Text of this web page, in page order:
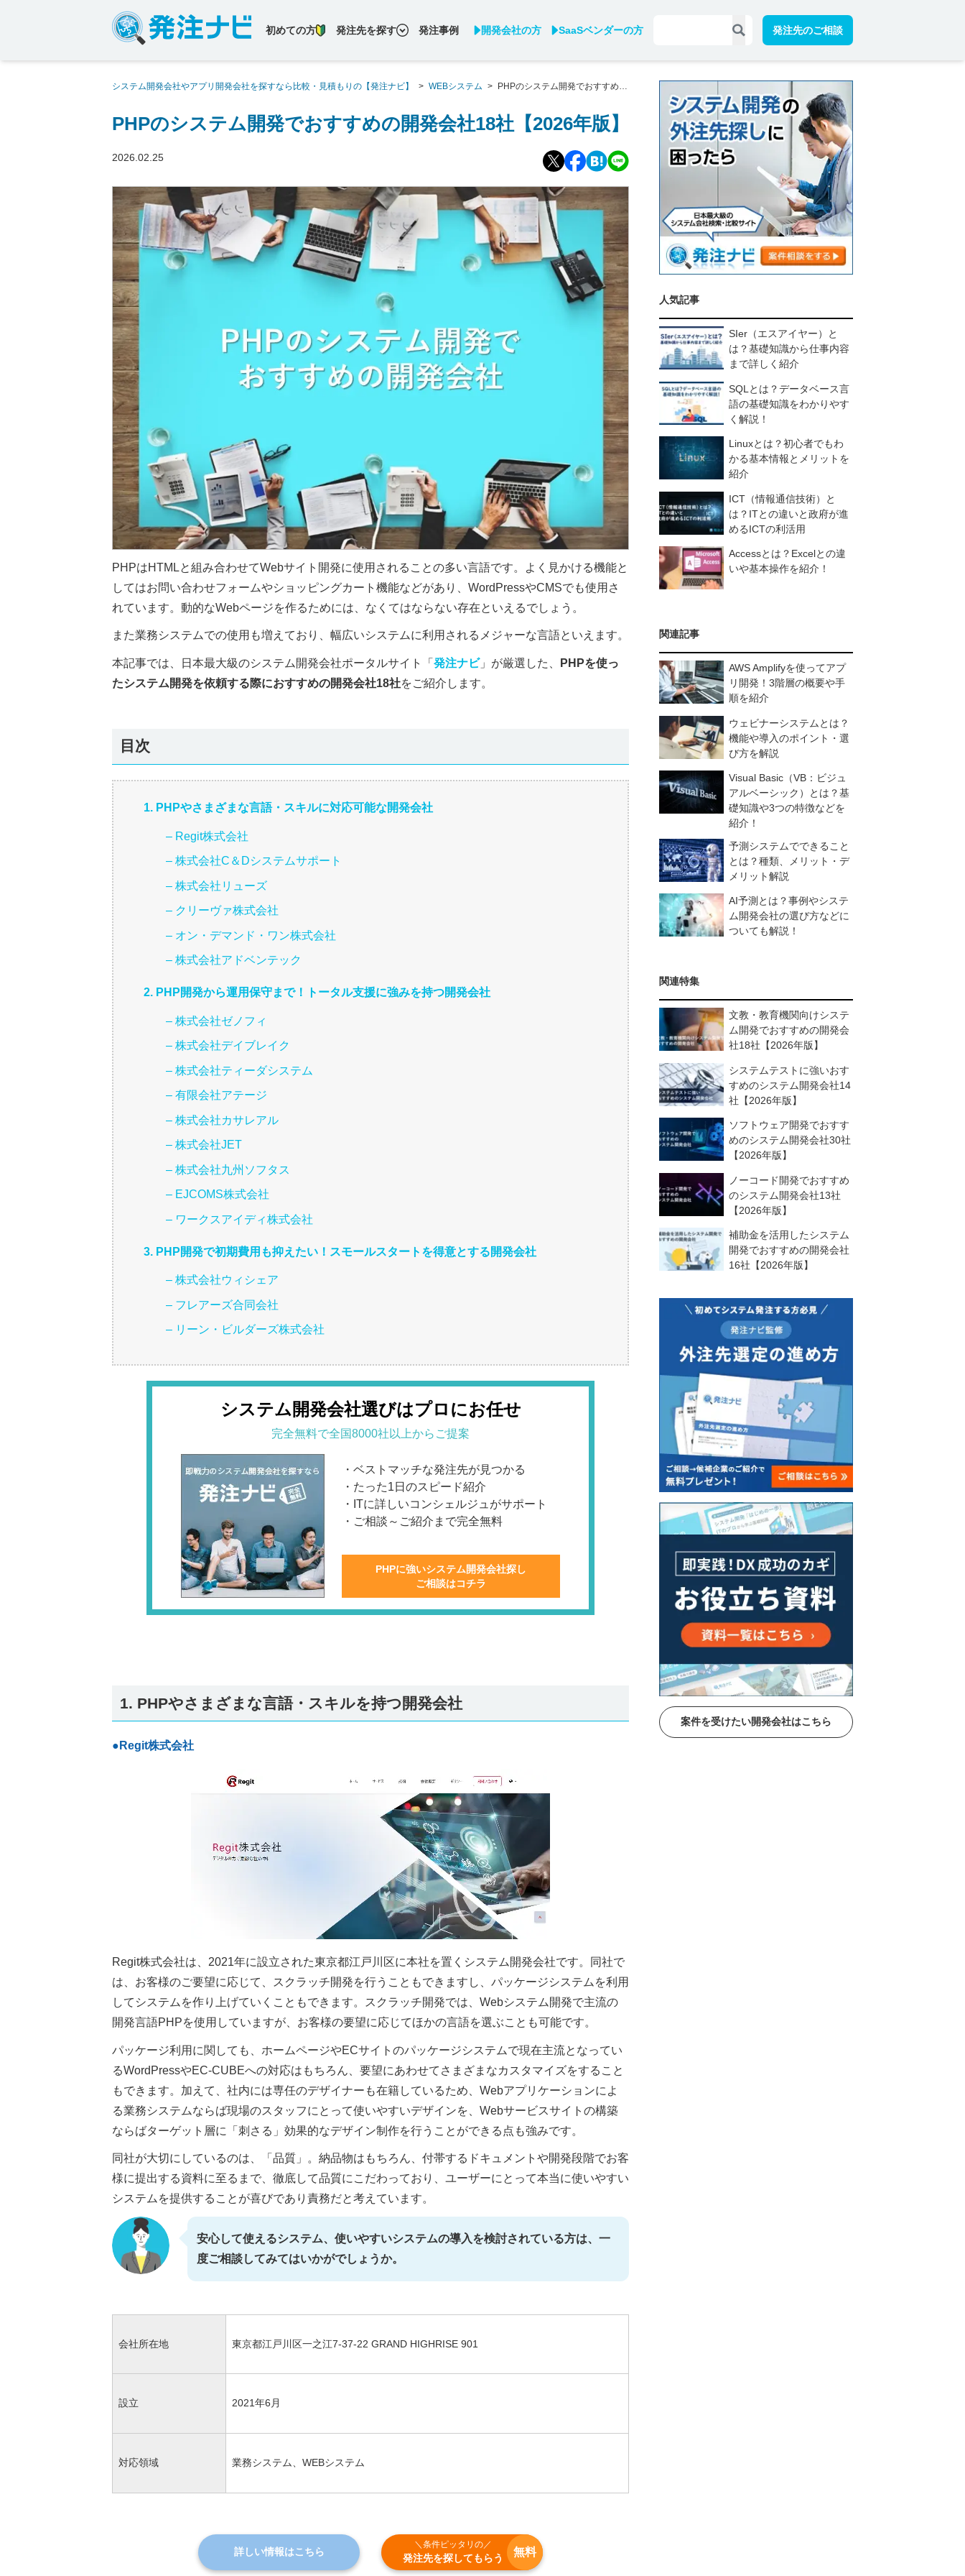
初めての方 発注先を探す 発注事例 開発会社の方 SaaSベンダーの方 発注先のご相談
システム開発会社やアプリ開発会社を探すなら比較・見積もりの【発注ナビ】 > WEBシステム >
PHPのシステム開発でおすすめの
PHPのシステム開発でおすすめの開発会社18社【2026年版】
2026.02.25
PHPはHTMLと組み合わせてWebサイト開発に使用されることの多い言語です。よく見かける機能と
してはお問い合わせフォームやショッピングカート機能などがあり、WordPressやCMSでも使用さ
れています。動的なWebページを作るためには、なくてはならない存在といえるでしょう。
また業務システムでの使用も増えており、幅広いシステムに利用されるメジャーな言語といえます。
本記事では、日本最大級のシステム開発会社ポータルサイト「 発注ナビ」が厳選した、
PHPを使っ
たシステム開発を依頼する際におすすめの開発会社18社をご紹介します。
目次
1. PHPやさまざまな言語・スキルに対応可能な開発会社
– Regit株式会社
– 株式会社C＆Dシステムサポート
– 株式会社リューズ
– クリーヴァ株式会社
– オン・デマンド・ワン株式会社
– 株式会社アドベンテック
2. PHP開発から運用保守まで！トータル支援に強みを持つ開発会社
– 株式会社ゼノフィ
– 株式会社デイブレイク
– 株式会社ティーダシステム
– 有限会社アテージ
– 株式会社カサレアル
– 株式会社JET
– 株式会社九州ソフタス
– EJCOMS株式会社
– ワークスアイディ株式会社
3. PHP開発で初期費用も抑えたい！スモールスタートを得意とする開発会社
– 株式会社ウィシェア
– フレアーズ合同会社
– リーン・ビルダーズ株式会社
システム開発会社選びはプロにお任せ
完全無料で全国8000社以上からご提案
・ベストマッチな発注先が見つかる
・たった1日のスピード紹介
・ITに詳しいコンシェルジュがサポート
・ご相談～ご紹介まで完全無料
PHPに強いシステム開発会社探し
ご相談はコチラ
1. PHPやさまざまな言語・スキルを持つ開発会社
●Regit株式会社
Regit株式会社は、2021年に設立された東京都江戸川区に本社を置くシステム開発会社です。同社で
は、お客様のご要望に応じて、スクラッチ開発を行うこともできますし、パッケージシステムを利用
してシステムを作り上げていくこともできます。スクラッチ開発では、Webシステム開発で主流の
開発言語PHPを使用していますが、お客様の要望に応じてほかの言語を選ぶことも可能です。
パッケージ利用に関しても、ホームページやECサイトのパッケージシステムで現在主流となってい
るWordPressやEC-CUBEへの対応はもちろん、要望にあわせてさまざまなカスタマイズをすること
もできます。加えて、社内には専任のデザイナーも在籍しているため、Webアプリケーションによ
る業務システムならば現場のスタッフにとって使いやすいデザインを、Webサービスサイトの構築
ならばターゲット層に「刺さる」効果的なデザイン制作を行うことができる点も強みです。
同社が大切にしているのは、「品質」。納品物はもちろん、付帯するドキュメントや開発段階でお客
様に提出する資料に至るまで、徹底して品質にこだわっており、ユーザーにとって本当に使いやすい
システムを提供することが喜びであり責務だと考えています。
安心して使えるシステム、使いやすいシステムの導入を検討されている方は、一
度ご相談してみてはいかがでしょうか。
会社所在地 東京都江戸川区一之江7-37-22 GRAND HIGHRISE 901
設立 2021年6月
対応領域 業務システム、WEBシステム
詳しい情報はこちら
＼条件ピッタリの／
発注先を探してもらう
無料
人気記事
SIer（エスアイヤー）と
は？基礎知識から仕事内容
まで詳しく紹介
SQLとは？データベース言
語の基礎知識をわかりやす
く解説！
Linuxとは？初心者でもわ
かる基本情報とメリットを
紹介
ICT（情報通信技術）と
は？ITとの違いと政府が進
めるICTの利活用
Accessとは？Excelとの違
いや基本操作を紹介！
関連記事
AWS Amplifyを使ってアプ
リ開発！3階層の概要や手
順を紹介
ウェビナーシステムとは？
機能や導入のポイント・選
び方を解説
Visual Basic（VB：ビジュ
アルベーシック）とは？基
礎知識や3つの特徴などを
紹介！
予測システムでできること
とは？種類、メリット・デ
メリット解説
AI予測とは？事例やシステ
ム開発会社の選び方などに
ついても解説！
関連特集
文教・教育機関向けシステ
ム開発でおすすめの開発会
社18社【2026年版】
システムテストに強いおす
すめのシステム開発会社14
社【2026年版】
ソフトウェア開発でおすす
めのシステム開発会社30社
【2026年版】
ノーコード開発でおすすめ
のシステム開発会社13社
【2026年版】
補助金を活用したシステム
開発でおすすめの開発会社
16社【2026年版】
案件を受けたい開発会社はこちら